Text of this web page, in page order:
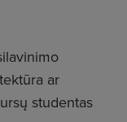
ar
studentas